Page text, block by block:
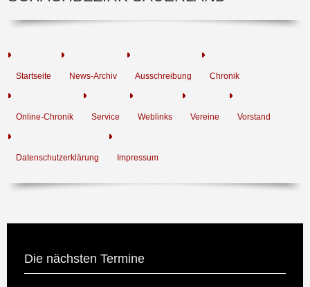
Startseite News-Archiv Ausschreibung Chronik
Online-Chronik Service Weblinks Vereine Vorstand
Datenschutzerklärung Impressum
Die nächsten Termine